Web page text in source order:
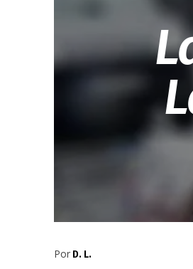
Por D. L.